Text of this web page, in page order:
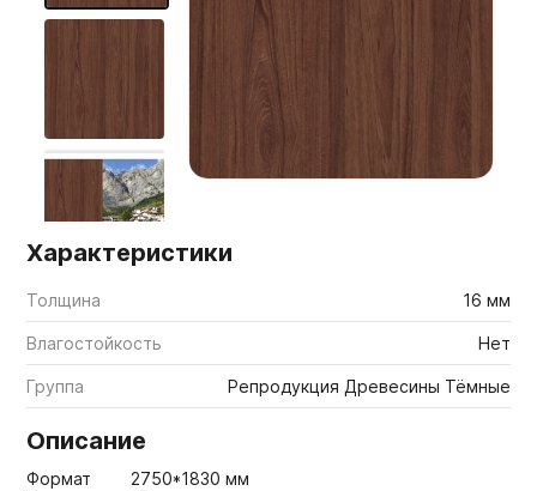
Мебельные образцы, каталоги
Характеристики
Толщина 16 мм
Влагостойкость Нет
Группа Репродукция Древесины Тёмные
Описание
Формат
2750*1830 мм